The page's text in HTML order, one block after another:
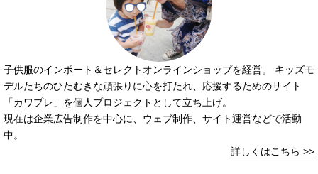
子供服のインポート＆セレクトオンラインショップを経営。 キッズモ
デルたちのひたむきな頑張りに心を打たれ、応援するためのサイト
「カワプレ」を個人プロジェクトとして立ち上げ。
現在は企業広告制作を中心に、ウェブ制作、サイト運営などで活動
中。
詳しくはこちら >>